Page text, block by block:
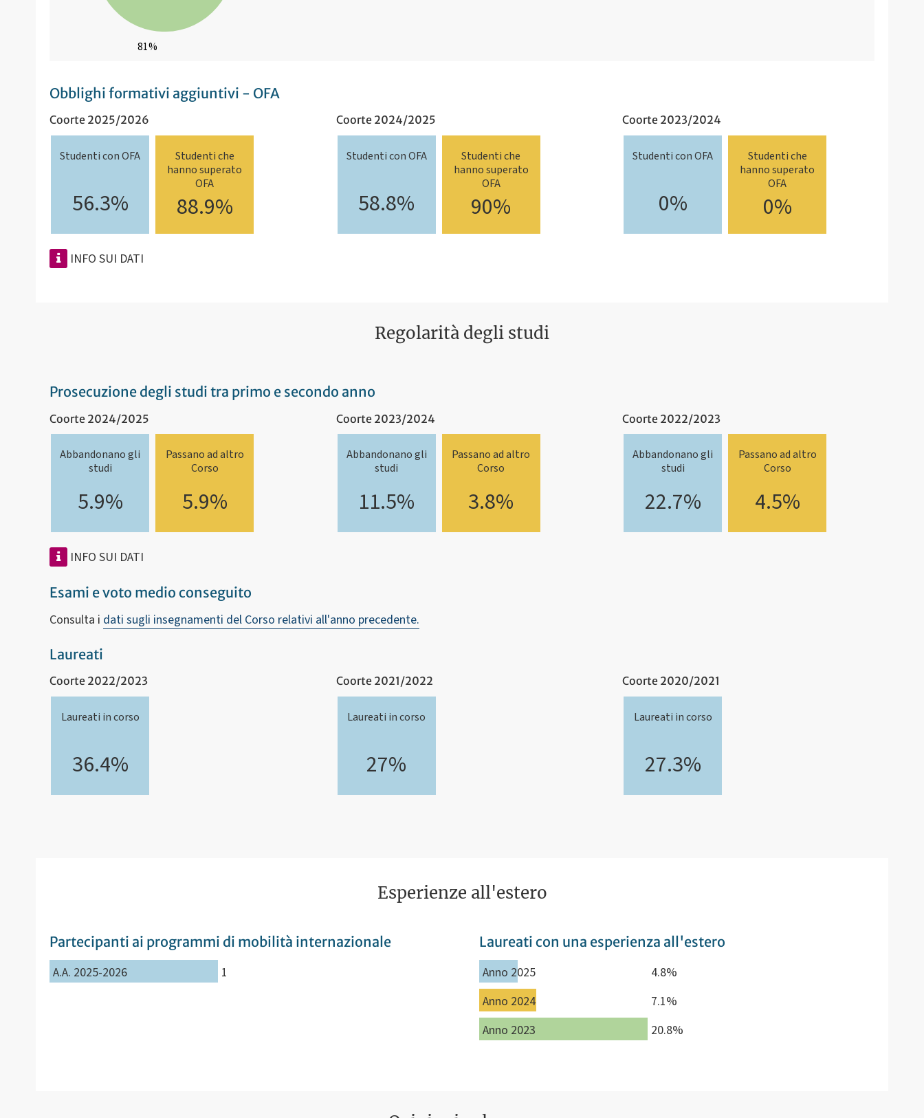
81%
Obblighi formativi aggiuntivi - OFA
Coorte 2025/2026
Studenti con OFA
56.3%
Studenti che
hanno superato
OFA
88.9%
Coorte 2024/2025
Studenti con OFA
58.8%
Studenti che
hanno superato
OFA
90%
Coorte 2023/2024
Studenti con OFA
0%
Studenti che
hanno superato
OFA
0%
INFO SUI DATI
Regolarità degli studi
Prosecuzione degli studi tra primo e secondo anno
Coorte 2024/2025
Abbandonano gli
studi
5.9%
Passano ad altro
Corso
5.9%
Coorte 2023/2024
Abbandonano gli
studi
11.5%
Passano ad altro
Corso
3.8%
Coorte 2022/2023
Abbandonano gli
studi
22.7%
Passano ad altro
Corso
4.5%
INFO SUI DATI
Esami e voto medio conseguito
Consulta i dati sugli insegnamenti del Corso relativi all'anno precedente.
Laureati
Coorte 2022/2023
Laureati in corso
36.4%
Coorte 2021/2022
Laureati in corso
27%
Coorte 2020/2021
Laureati in corso
27.3%
Esperienze all'estero
Partecipanti ai programmi di mobilità internazionale
A.A. 2025-2026
1
Laureati con una esperienza all'estero
Anno 2025
4.8%
Anno 2024
7.1%
Anno 2023
20.8%